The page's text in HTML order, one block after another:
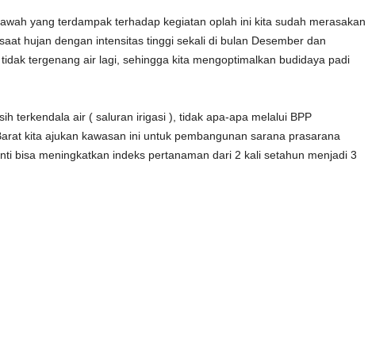
yang terdampak terhadap kegiatan oplah ini kita sudah merasakan
hujan dengan intensitas tinggi sekali di bulan Desember dan
tergenang air lagi, sehingga kita mengoptimalkan budidaya padi
terkendala air ( saluran irigasi ), tidak apa-apa melalui BPP
kita ajukan kawasan ini untuk pembangunan sarana prasarana
bisa meningkatkan indeks pertanaman dari 2 kali setahun menjadi 3